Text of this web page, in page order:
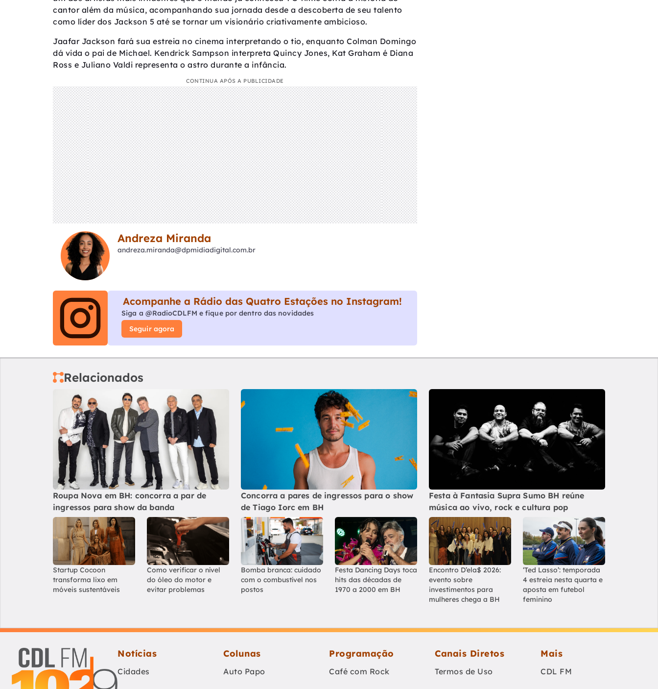
cantor além da música, acompanhando sua jornada desde a descoberta de seu talento
como líder dos Jackson 5 até se tornar um visionário criativamente ambicioso.
Jaafar Jackson fará sua estreia no cinema interpretando o tio, enquanto Colman Domingo
dá vida o pai de Michael. Kendrick Sampson interpreta Quincy Jones, Kat Graham é Diana
Ross e Juliano Valdi representa o astro durante a infância.
CONTINUA APÓS A PUBLICIDADE
Andreza Miranda
andreza.miranda@dpmidiadigital.com.br
Acompanhe a Rádio das Quatro Estações no Instagram!
Siga a @RadioCDLFM e fique por dentro das novidades
Seguir agora
Relacionados
Roupa Nova em BH: concorra a par de
ingressos para show da banda
Concorra a pares de ingressos para o show
de Tiago Iorc em BH
Festa à Fantasia Supra Sumo BH reúne
música ao vivo, rock e cultura pop
Startup Cocoon
transforma lixo em
móveis sustentáveis
Como verificar o nível
do óleo do motor e
evitar problemas
Bomba branca: cuidado
com o combustível nos
postos
Festa Dancing Days toca
hits das décadas de
1970 a 2000 em BH
Encontro D’ela$ 2026:
evento sobre
investimentos para
mulheres chega a BH
‘Ted Lasso’: temporada
4 estreia nesta quarta e
aposta em futebol
feminino
Notícias
Cidades
Colunas
Auto Papo
Programação
Café com Rock
Canais Diretos
Termos de Uso
Mais
CDL FM